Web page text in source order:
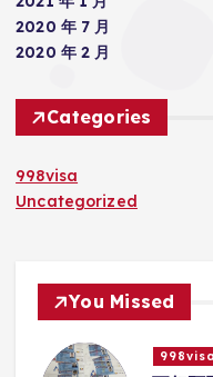
2020 年 7 月
2020 年 2 月
Categories
998visa
Uncategorized
You Missed
998visa